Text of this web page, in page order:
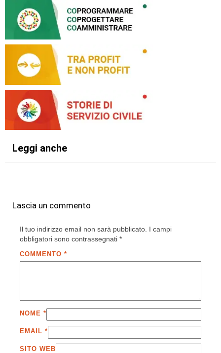
Leggi anche
Lascia un commento
Il tuo indirizzo email non sarà pubblicato. I campi
obbligatori sono contrassegnati *
COMMENTO *
NOME *
EMAIL *
SITO WEB